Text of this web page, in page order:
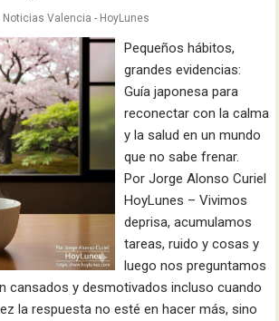
Noticias Valencia - HoyLunes
Pequeños hábitos,
grandes evidencias:
Guía japonesa para
reconectar con la calma
y la salud en un mundo
que no sabe frenar.
Por Jorge Alonso Curiel
HoyLunes – Vivimos
deprisa, acumulamos
tareas, ruido y cosas y
luego nos preguntamos
cansados y desmotivados incluso cuando
la respuesta no esté en hacer más, sino